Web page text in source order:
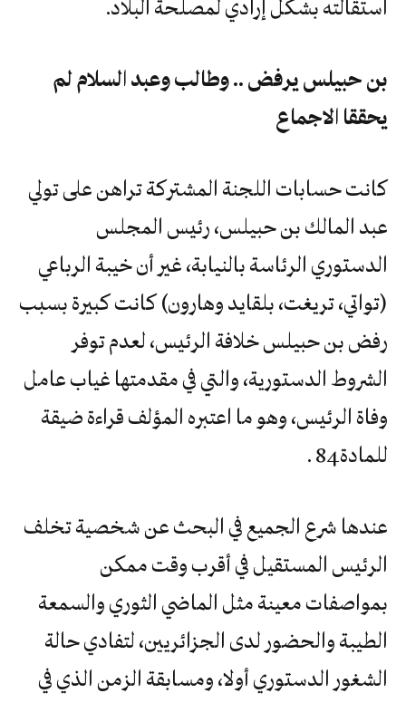
استقالته بشكل إرادي لمصلحة البلاد.‬
‬يحققا‭ ‬الاجماع
كانت حسابات اللجنة المشتركة تراهن على تولي
عبد المالك بن حبيلس، رئيس المجلس
الدستوري الرئاسة بالنيابة، غير أن خيبة الرباعي
(تواتي، تريغت، بلقايد وهارون) كانت كبيرة بسبب
رفض بن حبيلس خلافة الرئيس، لعدم توفر
الشروط الدستورية، والتي في مقدمتها غياب عامل
‬للمادة‭ ‬84.‬
عندها شرع الجميع في البحث عن شخصية تخلف
الرئيس المستقيل في أقرب وقت ممكن
بمواصفات معينة مثل الماضي الثوري والسمعة
الطيبة والحضور لدى الجزائريين، لتفادي حالة
الشغور الدستوري أولا، ومسابقة الزمن الذي في